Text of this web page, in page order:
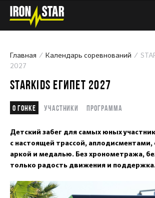
Главная Календарь соревнований
2027
STARKIDS ЕГИПЕТ 2027
О гонке Участники Программа
Детский забег для самых юных
с настоящей трассой,
аркой и медалью. Без хронометража,
только радость движения и